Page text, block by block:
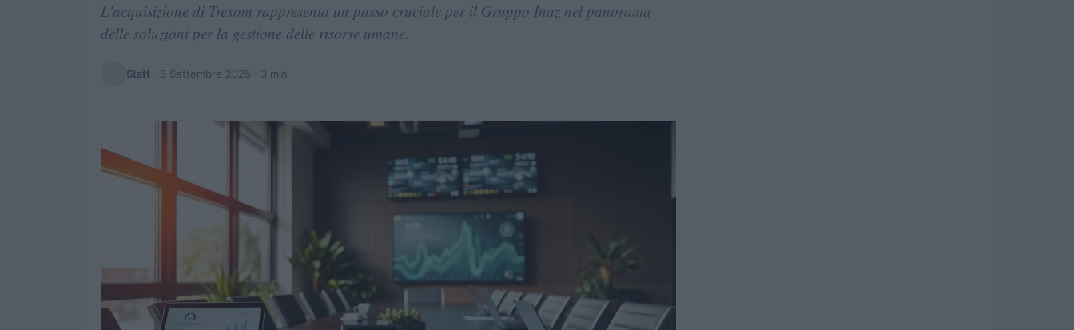
L'acquisizione di Trexom rappresenta un passo cruciale per il Gruppo Inaz nel panorama
delle soluzioni per la gestione delle risorse umane.
Staff · 3 Settembre 2025 · 3 min